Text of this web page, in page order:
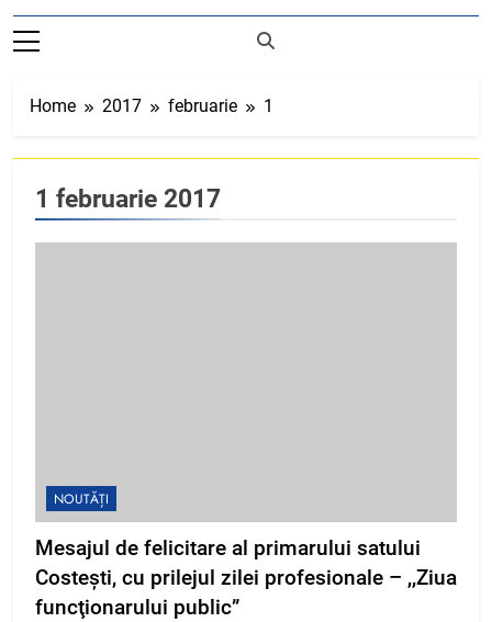
Home 2017 februarie 1
1 februarie 2017
NOUTĂȚI
Mesajul de felicitare al primarului satului
Costeşti, cu prilejul zilei profesionale – ,,Ziua
funcţionarului public”